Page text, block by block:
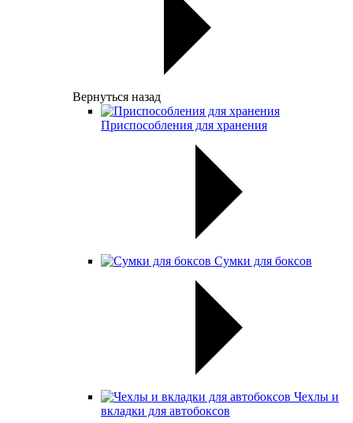
Вернуться назад
Приспособления для хранения
Сумки для боксов
Чехлы и
вкладки для автобоксов